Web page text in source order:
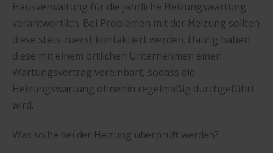
Hausverwaltung für die jährliche Heizungswartung
verantwortlich. Bei Problemen mit der Heizung sollten
diese stets zuerst kontaktiert werden. Häufig haben
diese mit einem örtlichen Unternehmen einen
Wartungsvertrag vereinbart, sodass die
Heizungswartung ohnehin regelmäßig durchgeführt
wird.
Was sollte bei der Heizung überprüft werden?